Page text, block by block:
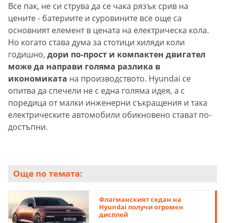
Все пак, не си струва да се чака рязък срив на
цените - батериите и суровините все още са
основният елемент в цената на електрическа кола.
Но когато става дума за стотици хиляди коли
годишно, дори по-прост и компактен двигател
може да направи голяма разлика в
икономиката на производството. Hyundai се
опитва да спечели не с една голяма идея, а с
поредица от малки инженерни съкращения и така
електрическите автомобили обикновено стават по-
достъпни.
Още по темата:
Флагманският седан на
Hyundai получи огромен
дисплей